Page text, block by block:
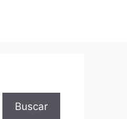
Buscar